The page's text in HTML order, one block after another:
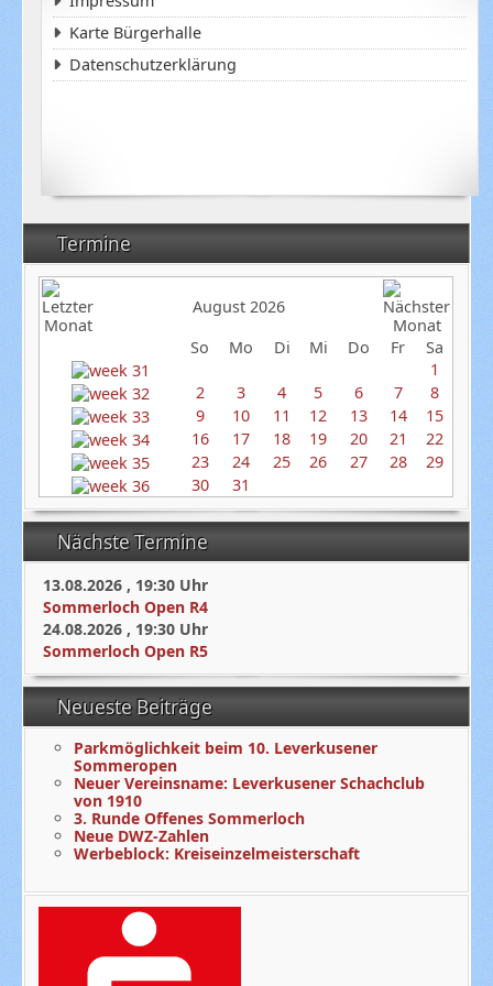
Termine
August 2026
So
Mo Di Mi Do Fr
Sa
1
2
3 4 5 6 7
8
9
10 11 12 13 14
15
16
17 18 19 20 21
22
23
24 25 26 27 28
29
30
31
Nächste Termine
13.08.2026 , 19:30 Uhr
Sommerloch Open R4
24.08.2026 , 19:30 Uhr
Sommerloch Open R5
Neueste Beiträge
Parkmöglichkeit beim 10. Leverkusener
Sommeropen
Neuer Vereinsname: Leverkusener Schachclub
von 1910
3. Runde Offenes Sommerloch
Neue DWZ-Zahlen
Werbeblock: Kreiseinzelmeisterschaft
Karte Bürgerhalle
Datenschutzerklärung